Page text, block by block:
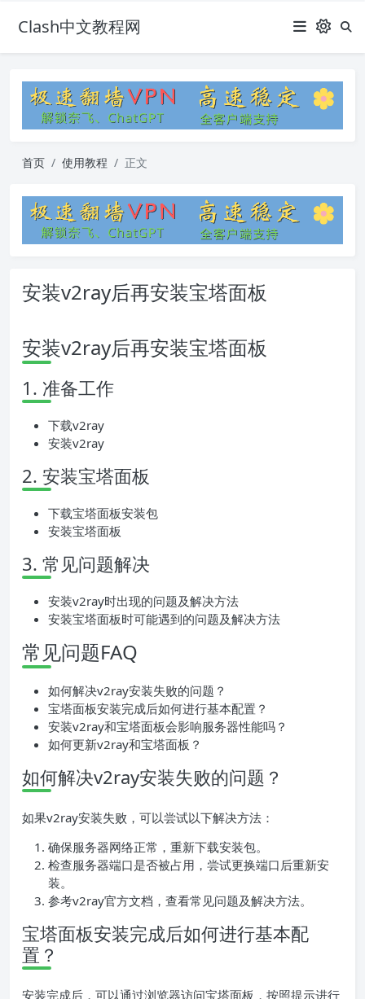
Clash中文教程网
首页 使用教程 正文
安装v2ray后再安装宝塔面板
安装v2ray后再安装宝塔面板
1. 准备工作
下载v2ray
安装v2ray
2. 安装宝塔面板
下载宝塔面板安装包
安装宝塔面板
3. 常见问题解决
安装v2ray时出现的问题及解决方法
安装宝塔面板时可能遇到的问题及解决方法
常见问题FAQ
如何解决v2ray安装失败的问题？
宝塔面板安装完成后如何进行基本配置？
安装v2ray和宝塔面板会影响服务器性能吗？
如何更新v2ray和宝塔面板？
如何解决v2ray安装失败的问题？
如果v2ray安装失败，可以尝试以下解决方法：
确保服务器网络正常，重新下载安装包。
检查服务器端口是否被占用，尝试更换端口后重新安
装。
参考v2ray官方文档，查看常见问题及解决方法。
宝塔面板安装完成后如何进行基本配
置？
安装完成后，可以通过浏览器访问宝塔面板，按照提示进行